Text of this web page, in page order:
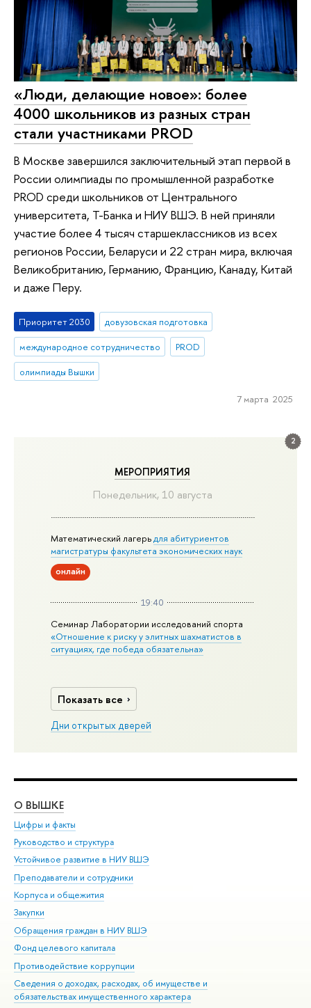
2
МЕРОПРИЯТИЯ
Понедельник, 10 августа
Математический лагерьдля абитуриентов
магистратуры факультета экономических наук
онлайн
19:40
Семинар Лаборатории исследований спорта
«Отношение к риску у элитных шахматистов в
ситуациях, где победа обязательна»
Показать все
Дни открытых дверей
«Люди, делающие новое»: более
4000 школьников из разных стран
стали участниками PROD
В Москве завершился заключительный этап первой в
России олимпиады по промышленной разработке
PROD среди школьников от Центрального
университета, Т-Банка и НИУ ВШЭ. В ней приняли
участие более 4 тысяч старшеклассников из всех
регионов России, Беларуси и 22 стран мира, включая
Великобританию, Германию, Францию, Канаду, Китай
и даже Перу.
Приоритет 2030
довузовская подготовка
международное сотрудничество
PROD
олимпиады Вышки
7 марта 2025
О ВЫШКЕ
Цифры и факты
Руководство и структура
Устойчивое развитие в НИУ ВШЭ
Преподаватели и сотрудники
Корпуса и общежития
Закупки
Обращения граждан в НИУ ВШЭ
Фонд целевого капитала
Противодействие коррупции
Сведения о доходах, расходах, об имуществе и
обязательствах имущественного характера